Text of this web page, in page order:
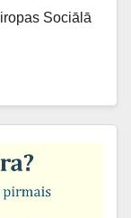
Sociālā